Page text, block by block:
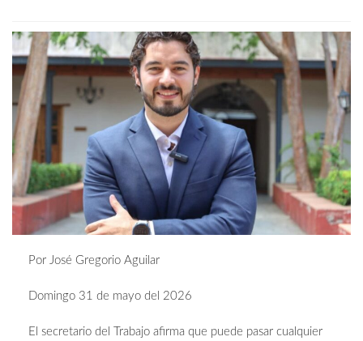
Por José Gregorio Aguilar
Domingo 31 de mayo del 2026
El secretario del Trabajo afirma que puede pasar cualquier